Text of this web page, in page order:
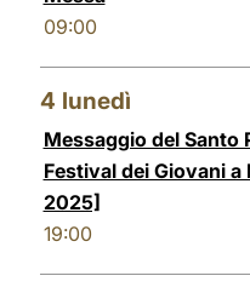
09:00
4 lunedì
Messaggio del Santo
Festival dei Giovani
2025]
19:00